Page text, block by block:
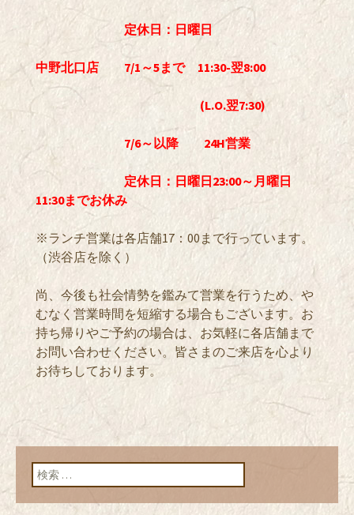
定休日：日曜日
中野北口店 7/1～5まで 11:30-翌8:00
(L.O.翌7:30)
7/6～以降 24H営業
定休日：日曜日23:00～月曜日
11:30までお休み
※ランチ営業は各店舗17：00まで行っています。
（渋谷店を除く）
尚、今後も社会情勢を鑑みて営業を行うため、や
むなく営業時間を短縮する場合もございます。お
持ち帰りやご予約の場合は、お気軽に各店舗まで
お問い合わせください。皆さまのご来店を心より
お待ちしております。
検索: